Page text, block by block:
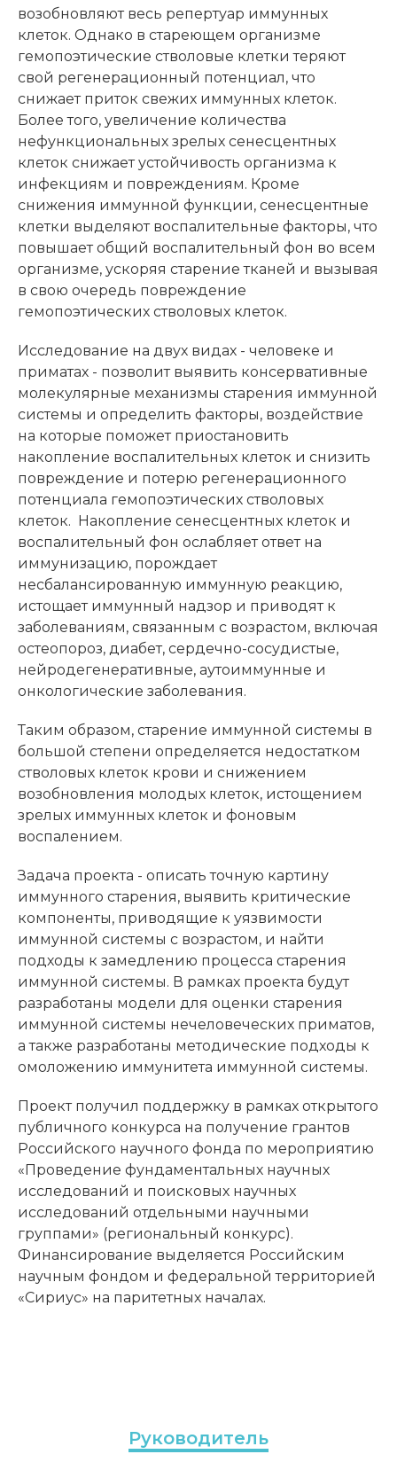
возобновляют весь репертуар иммунных
клеток. Однако в стареющем организме
гемопоэтические стволовые клетки теряют
свой регенерационный потенциал, что
снижает приток свежих иммунных клеток.
Более того, увеличение количества
нефункциональных зрелых сенесцентных
клеток снижает устойчивость организма к
инфекциям и повреждениям. Кроме
снижения иммунной функции, сенесцентные
клетки выделяют воспалительные факторы, что
повышает общий воспалительный фон во всем
организме, ускоряя старение тканей и вызывая
в свою очередь повреждение
гемопоэтических стволовых клеток.
Исследование на двух видах - человеке и
приматах - позволит выявить консервативные
молекулярные механизмы старения иммунной
системы и определить факторы, воздействие
на которые поможет приостановить
накопление воспалительных клеток и снизить
повреждение и потерю регенерационного
потенциала гемопоэтических стволовых
клеток. Накопление сенесцентных клеток и
воспалительный фон ослабляет ответ на
иммунизацию, порождает
несбалансированную иммунную реакцию,
истощает иммунный надзор и приводят к
заболеваниям, связанным с возрастом, включая
остеопороз, диабет, сердечно-сосудистые,
нейродегенеративные, аутоиммунные и
онкологические заболевания.
Таким образом, старение иммунной системы в
большой степени определяется недостатком
стволовых клеток крови и снижением
возобновления молодых клеток, истощением
зрелых иммунных клеток и фоновым
воспалением.
Задача проекта - описать точную картину
иммунного старения, выявить критические
компоненты, приводящие к уязвимости
иммунной системы с возрастом, и найти
подходы к замедлению процесса старения
иммунной системы. В рамках проекта будут
разработаны модели для оценки старения
иммунной системы нечеловеческих приматов,
а также разработаны методические подходы к
омоложению иммунитета иммунной системы.
Проект получил поддержку в рамках открытого
публичного конкурса на получение грантов
Российского научного фонда по мероприятию
«Проведение фундаментальных научных
исследований и поисковых научных
исследований отдельными научными
группами» (региональный конкурс).
Финансирование выделяется Российским
научным фондом и федеральной территорией
«Сириус» на паритетных началах.
Руководитель